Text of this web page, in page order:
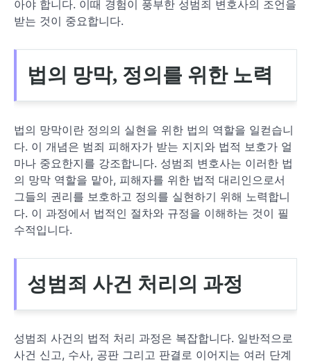
아야 합니다. 이때 경험이 풍부한 성범죄 변호사의 조언을
받는 것이 중요합니다.
법의 망막, 정의를 위한 노력
법의 망막이란 정의의 실현을 위한 법의 역할을 일컫습니
다. 이 개념은 범죄 피해자가 받는 지지와 법적 보호가 얼
마나 중요한지를 강조합니다. 성범죄 변호사는 이러한 법
의 망막 역할을 맡아, 피해자를 위한 법적 대리인으로서
그들의 권리를 보호하고 정의를 실현하기 위해 노력합니
다. 이 과정에서 법적인 절차와 규정을 이해하는 것이 필
수적입니다.
성범죄 사건 처리의 과정
성범죄 사건의 법적 처리 과정은 복잡합니다. 일반적으로
사건 신고, 수사, 공판 그리고 판결로 이어지는 여러 단계